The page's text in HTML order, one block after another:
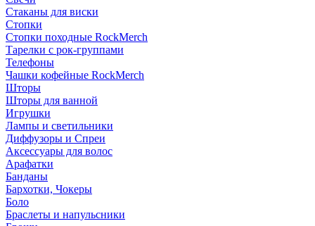
Стаканы для виски
Стопки
Стопки походные RockMerch
Тарелки с рок-группами
Телефоны
Чашки кофейные RockMerch
Шторы
Шторы для ванной
Игрушки
Лампы и светильники
Диффузоры и Спреи
Аксессуары для волос
Арафатки
Банданы
Бархотки, Чокеры
Боло
Браслеты и напульсники